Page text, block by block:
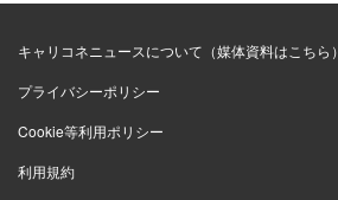
キャリコネニュースについて（媒体資料はこちら）
プライバシーポリシー
Cookie等利用ポリシー
利用規約